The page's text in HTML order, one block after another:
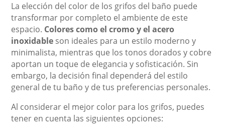
La elección del color de los grifos del baño puede
transformar por completo el ambiente de este
espacio. Colores como el cromo y el acero
inoxidable son ideales para un estilo moderno y
minimalista, mientras que los tonos dorados y cobre
aportan un toque de elegancia y sofisticación. Sin
embargo, la decisión final dependerá del estilo
general de tu baño y de tus preferencias personales.
Al considerar el mejor color para los grifos, puedes
tener en cuenta las siguientes opciones: